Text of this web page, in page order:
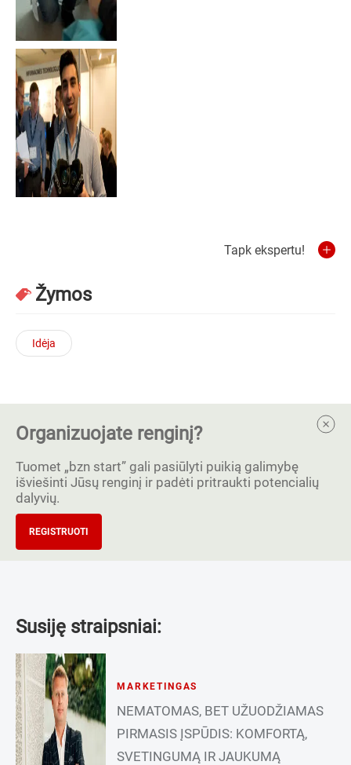
Tapk ekspertu!
Žymos
Idėja
Organizuojate renginį?
Tuomet „bzn start” gali pasiūlyti puikią galimybę
išviešinti Jūsų renginį ir padėti pritraukti potencialių
dalyvių.
REGISTRUOTI
Susiję straipsniai:
MARKETINGAS
NEMATOMAS, BET UŽUODŽIAMAS
PIRMASIS ĮSPŪDIS: KOMFORTĄ,
SVETINGUMĄ IR JAUKUMĄ